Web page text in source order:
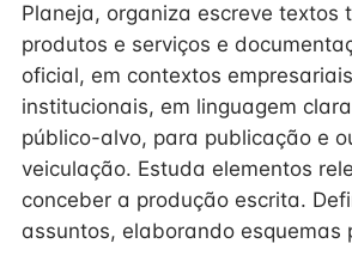
Planeja, organiza escreve textos
produtos e serviços e
oficial, em contextos
institucionais, em linguagem
público-alvo, para publicação e
veiculação. Estuda elementos
conceber a produção escrita.
assuntos, elaborando esquemas